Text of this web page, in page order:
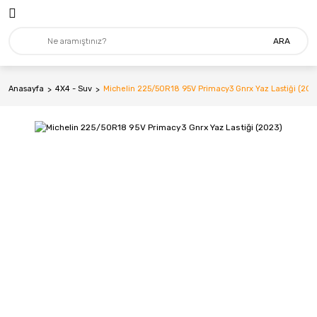
ARA
Anasayfa 4X4 - Suv Michelin 225/50R18 95V Primacy3 Gnrx Yaz Lastiği